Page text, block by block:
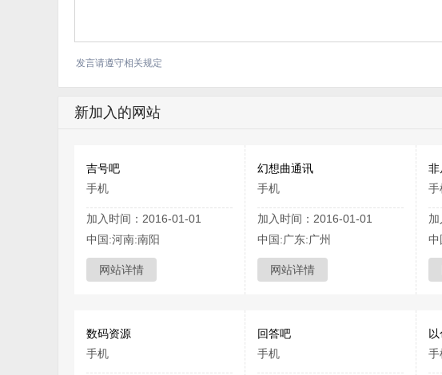
发言请遵守相关规定
新加入的网站
吉号吧
手机
加入时间：2016-01-01
中国:河南:南阳
网站详情
幻想曲通讯
手机
加入时间：2016-01-01
中国:广东:广州
网站详情
非
手
中
数码资源
手机
回答吧
手机
手